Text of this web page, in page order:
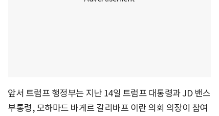
앞서 트럼프 행정부는 지난 14일 트럼프 대통령과 JD 밴스
부통령, 모하마드 바게르 갈리바프 이란 의회 의장이 참여